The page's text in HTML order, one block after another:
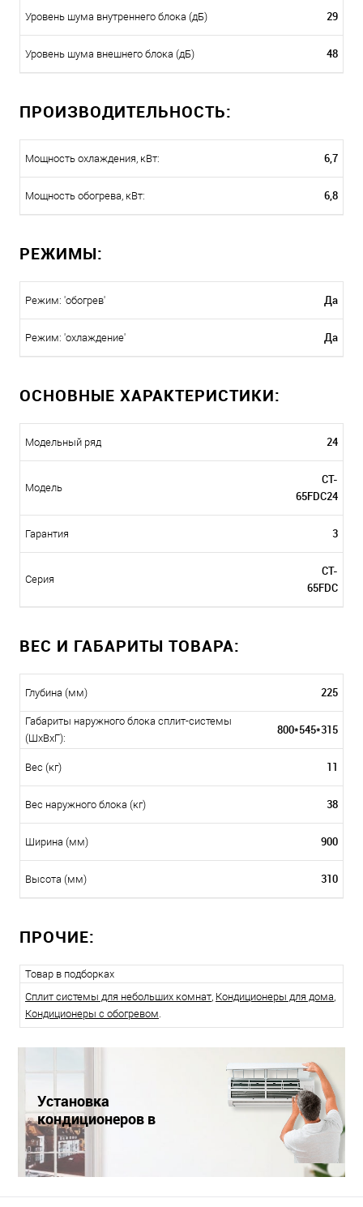
Уровень шума внутреннего блока (дБ) 29
Уровень шума внешнего блока (дБ) 48
ПРОИЗВОДИТЕЛЬНОСТЬ:
Мощность охлаждения, кВт: 6,7
Мощность обогрева, кВт: 6,8
РЕЖИМЫ:
Режим: 'обогрев' Да
Режим: 'охлаждение' Да
ОСНОВНЫЕ ХАРАКТЕРИСТИКИ:
Модельный ряд 24
Модель
CT-
65FDC24
Гарантия 3
Серия
CT-
65FDC
ВЕС И ГАБАРИТЫ ТОВАРА:
Глубина (мм) 225
Габариты наружного блока сплит-системы
(ШxВxГ):
800*545*315
Вес (кг) 11
Вес наружного блока (кг) 38
Ширина (мм) 900
Высота (мм) 310
ПРОЧИЕ:
Товар в подборках
Сплит системы для небольших комнат, Кондиционеры для дома,
Кондиционеры с обогревом.
Установка
кондиционеров в
Краснодаре